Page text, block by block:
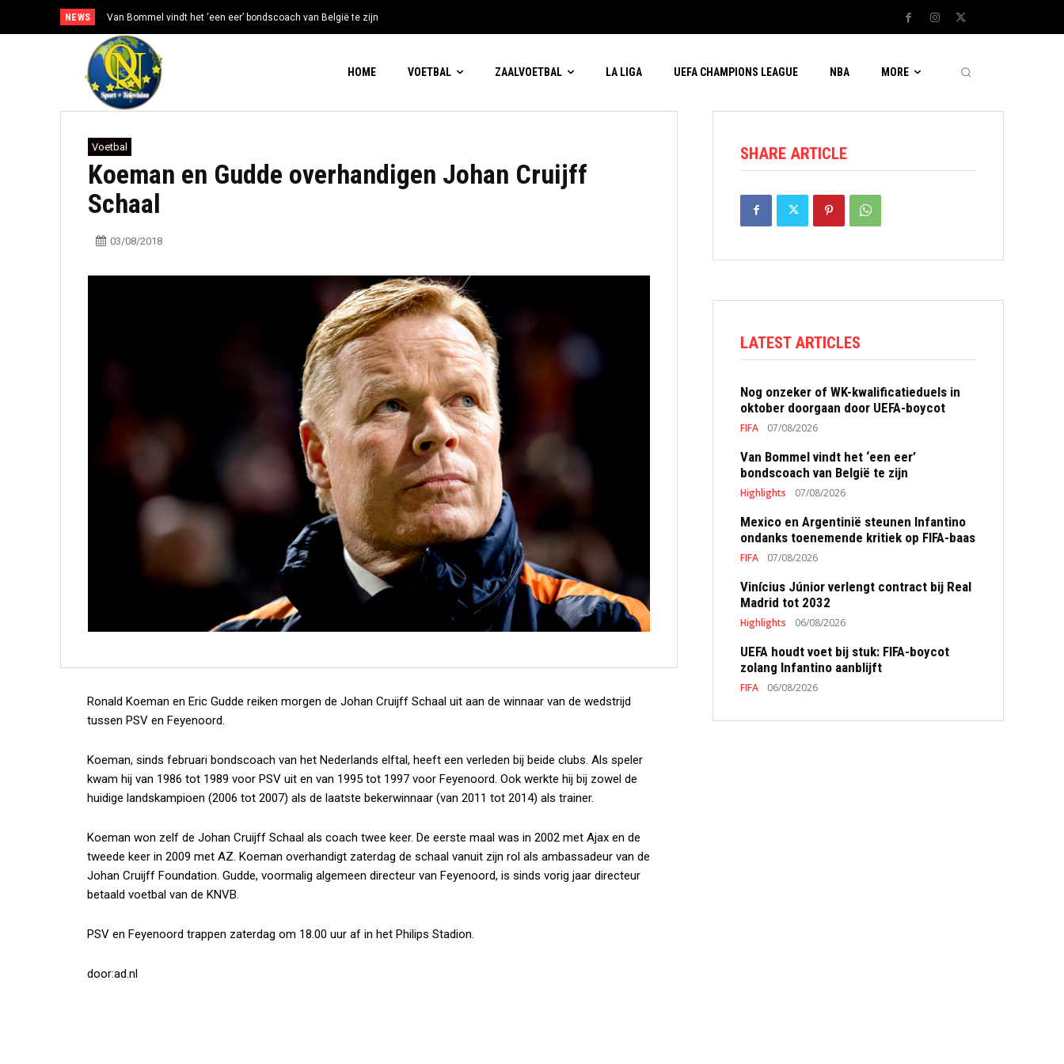
NEWS Van Bommel vindt het ‘een eer’ bondscoach van België te zijn
HOME VOETBAL ZAALVOETBAL LA LIGA UEFA CHAMPIONS LEAGUE NBA MORE
Voetbal
Koeman en Gudde overhandigen Johan Cruijff
Schaal
03/08/2018
Ronald Koeman en Eric Gudde reiken morgen de Johan Cruijff Schaal uit aan de winnaar van de wedstrijd
tussen PSV en Feyenoord.
Koeman, sinds februari bondscoach van het Nederlands elftal, heeft een verleden bij beide clubs. Als speler
kwam hij van 1986 tot 1989 voor PSV uit en van 1995 tot 1997 voor Feyenoord. Ook werkte hij bij zowel de
huidige landskampioen (2006 tot 2007) als de laatste bekerwinnaar (van 2011 tot 2014) als trainer.
Koeman won zelf de Johan Cruijff Schaal als coach twee keer. De eerste maal was in 2002 met Ajax en de
tweede keer in 2009 met AZ. Koeman overhandigt zaterdag de schaal vanuit zijn rol als ambassadeur van de
Johan Cruijff Foundation. Gudde, voormalig algemeen directeur van Feyenoord, is sinds vorig jaar directeur
betaald voetbal van de KNVB.
PSV en Feyenoord trappen zaterdag om 18.00 uur af in het Philips Stadion.
door:ad.nl
SHARE ARTICLE
LATEST ARTICLES
Nog onzeker of WK-kwalificatieduels in
oktober doorgaan door UEFA-boycot
FIFA 07/08/2026
Van Bommel vindt het ‘een eer’
bondscoach van België te zijn
Highlights 07/08/2026
Mexico en Argentinië steunen Infantino
ondanks toenemende kritiek op FIFA-baas
FIFA 07/08/2026
Vinícius Júnior verlengt contract bij Real
Madrid tot 2032
Highlights 06/08/2026
UEFA houdt voet bij stuk: FIFA-boycot
zolang Infantino aanblijft
FIFA 06/08/2026